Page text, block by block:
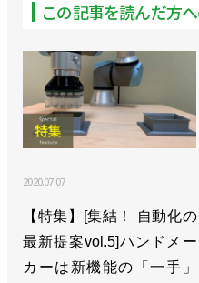
クス事業統括に／安川電機
>>キュウリ収獲ロボッ
機
協業開始／安川電機
>>[特集2025国際ロボッ
この記事を読んだ方
2020.07.07
【特集】[集結！ 自動化の
最新提案vol.5]ハンドメー
カーは新機能の「一手」